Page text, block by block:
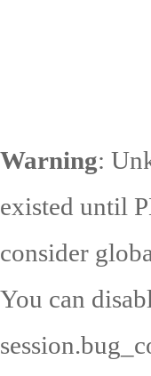
Warning:
existed until
consider
You can